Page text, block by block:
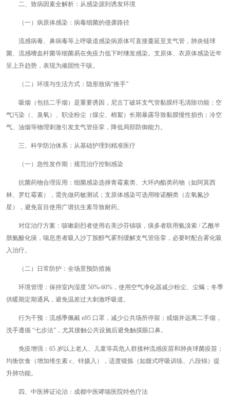
二、致病因素全解析：从感染源到诱发环境
（一）病原体感染：病毒细菌的侵袭路径
流感病毒、鼻病毒等上呼吸道感染病原体可直接蔓延至支气管，肺炎链球
菌、流感嗜血杆菌等细菌易在免疫力低下时继发感染。支原体、衣原体感染近年
呈上升趋势，表现为顽固性干咳。
（二）环境与生活方式：隐形致病“推手”
吸烟（包括二手烟）是重要诱因，尼古丁破坏支气管黏膜纤毛清除功能；空
气污染（、臭氧）、职业粉尘（煤尘、棉絮）长期暴露导致黏膜慢性损伤；冷空
气、油烟等物理刺激引发支气管痉挛，降低局部防御能力。
三、科学防治体系：从基础护理到精准医疗
（一）急性发作期：规范治疗控制感染
抗菌药物合理应用：细菌感染选择青霉素类、大环内酯类药物（如阿莫西
林、罗红霉素），需先做药敏测试；支原体感染可选用喹诺酮类（左氧氟沙
星），避免盲目使用广谱抗生素导致耐药。
对症治疗方案：咳嗽剧烈者使用右美沙芬镇咳，痰多者联用氨溴索 / 乙酰半
胱氨酸化痰，喘息患者吸入沙丁胺醇气雾剂缓解支气管痉挛，必要时配合雾化吸
入治疗。
（二）日常防护：全场景预防措施
环境管理：保持室内湿度 50%-60%，使用空气净化器减少粉尘、尘螨；冬季
供暖期定期通风，避免温差过大刺激呼吸道。
行为干预：流感季佩戴 n95 口罩，减少公共场所停留；戒烟并远离二手烟，
洗手遵循 “七步法”，尤其接触公共设施后避免触摸眼口鼻。
免疫增强：65 岁以上老人、儿童等高危人群接种流感疫苗和肺炎球菌疫苗；
均衡饮食（增加维生素 c、锌摄入），适度锻炼（如腹式呼吸训练、八段锦）提
升肺功能。
四、中医辨证论治：成都中医哮喘医院特色疗法